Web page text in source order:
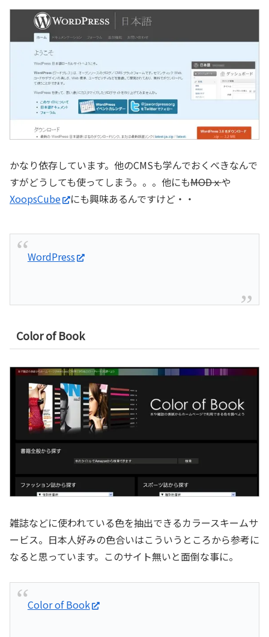
かなり依存しています。他のCMSも学んでおくべきなんで
すがどうしても使ってしまう。。。他にもMODｘや
XoopsCube
にも興味あるんですけど・・
WordPress
Color of Book
雑誌などに使われている色を抽出できるカラースキームサ
ービス。日本人好みの色合いはこういうところから参考に
なると思っています。このサイト無いと面倒な事に。
Color of Book